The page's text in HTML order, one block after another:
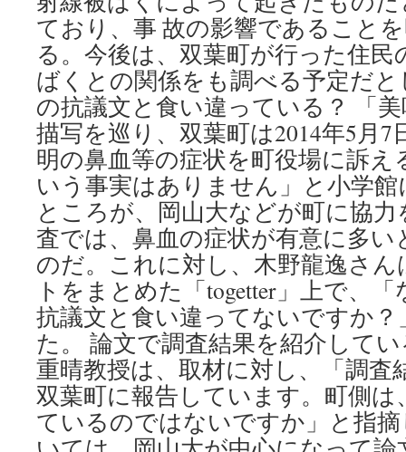
ており、事 故の影響であること
る。今後は、双葉町が行った住民
ばくとの関係をも調べる予定だ
の抗議文と食い違っている？ 「
描写を巡り、双葉町は2014年5月7
明の鼻血等の症状を町役場に訴
いう事実はありません」と小学
ところが、岡山大などが町に協
査では、鼻血の症状が有意に多
のだ。これに対し、木野龍逸さ
トをまとめた「togetter」上で、
抗議文と食い違ってないですか
た。 論文で調査結果を紹介して
重晴教授は、取材に対し、「調査
双葉町に報告しています。町側
ているのではないですか」と指